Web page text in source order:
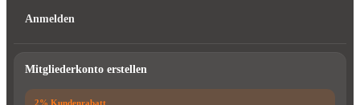
Anmelden
Mitgliederkonto erstellen